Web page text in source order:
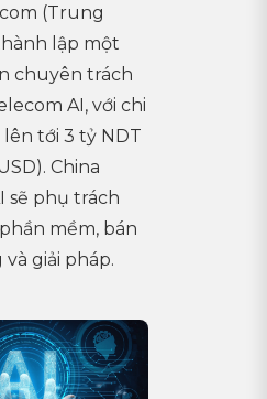
(Trung
lập một
chuyên trách
AI, với chi
tới 3 tỷ NDT
China
sẽ phụ trách
mềm, bán
giải pháp.